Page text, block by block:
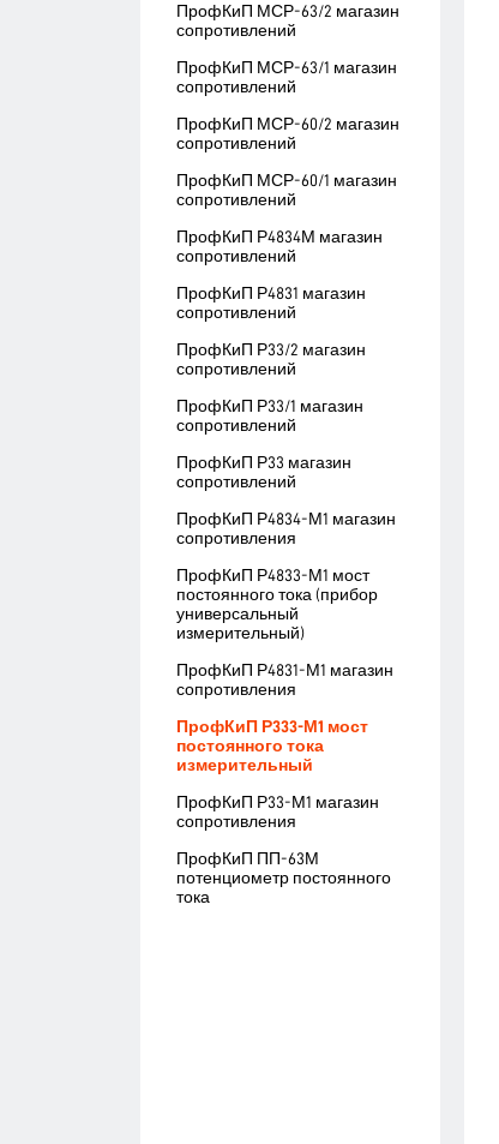
ПрофКиП МСР-63/2 магазин
сопротивлений
ПрофКиП МСР-63/1 магазин
сопротивлений
ПрофКиП МСР-60/2 магазин
сопротивлений
ПрофКиП МСР-60/1 магазин
сопротивлений
ПрофКиП Р4834М магазин
сопротивлений
ПрофКиП Р4831 магазин
сопротивлений
ПрофКиП Р33/2 магазин
сопротивлений
ПрофКиП Р33/1 магазин
сопротивлений
ПрофКиП Р33 магазин
сопротивлений
ПрофКиП Р4834-М1 магазин
сопротивления
ПрофКиП Р4833-М1 мост
постоянного тока (прибор
универсальный
измерительный)
ПрофКиП Р4831-М1 магазин
сопротивления
ПрофКиП Р333-М1 мост
постоянного тока
измерительный
ПрофКиП Р33-М1 магазин
сопротивления
ПрофКиП ПП-63М
потенциометр постоянного
тока